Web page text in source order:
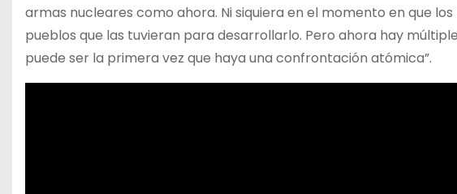
armas nucleares como ahora. Ni siquiera en el momento en que
pueblos que las tuvieran para desarrollarlo. Pero ahora hay
puede ser la primera vez que haya una confrontación atómica”.